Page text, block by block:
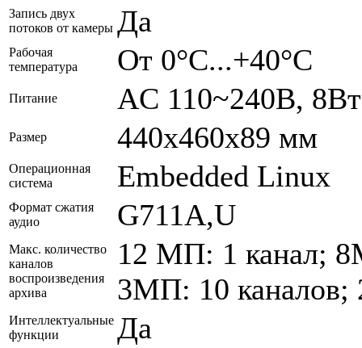
Запись двух
потоков от камеры Да
Рабочая
температура
От 0°С...+40°С
Питание AC 110~240В,
Размер 440х460х89 мм
Операционная
система
Embedded Linux
Формат сжатия
аудио
G711A,U
Макс. количество
каналов
воспроизведения
архива
12 МП: 1 канал;
3МП: 10 каналов;
Интеллектуальные
функции
Да